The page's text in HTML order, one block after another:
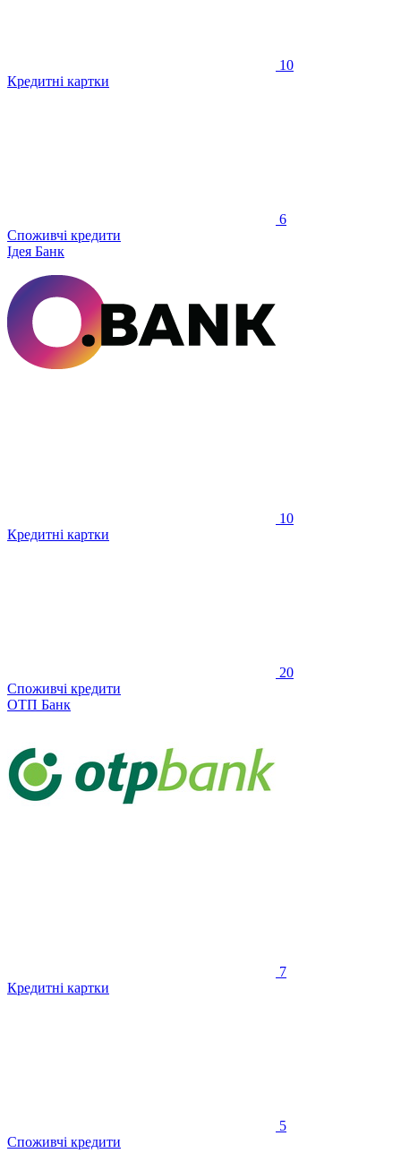
10
Кредитні картки
6
Споживчі кредити
Ідея Банк
10
Кредитні картки
20
Споживчі кредити
ОТП Банк
7
Кредитні картки
5
Споживчі кредити